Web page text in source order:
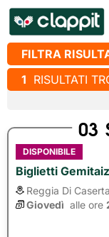
FILTRA
1 RISULTATI
03
DISPONIBILE
Biglietti
Reggia Di Caserta,
Giovedì alle ore